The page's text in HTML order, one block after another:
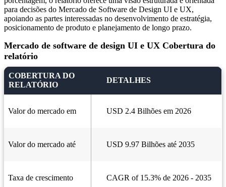
para decisões do Mercado de Software de Design UI e UX,
apoiando as partes interessadas no desenvolvimento de estratégia,
posicionamento de produto e planejamento de longo prazo.
Mercado de software de design UI e UX Cobertura do
relatório
COBERTURA DO
RELATÓRIO
DETALHES
Valor do mercado em USD 2.4 Bilhões em 2026
Valor do mercado até USD 9.97 Bilhões até 2035
Taxa de crescimento CAGR of 15.3% de 2026 - 2035